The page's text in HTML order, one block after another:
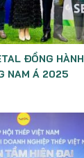
ĐỒNG
NAM Á 2025